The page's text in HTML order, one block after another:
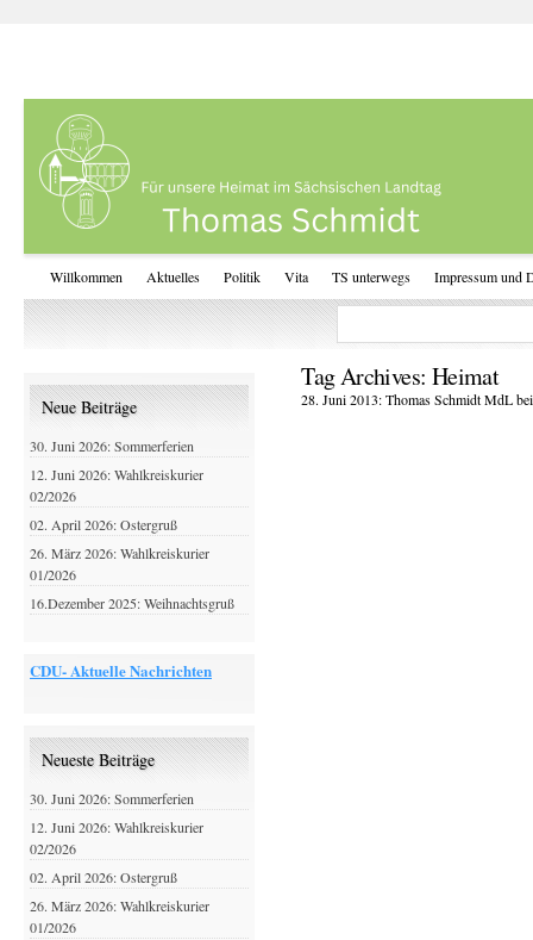
Willkommen Aktuelles Politik Vita TS unterwegs Impressum und
Tag Archives: Heimat
28. Juni 2013: Thomas Schmidt MdL
Neue Beiträge
30. Juni 2026: Sommerferien
12. Juni 2026: Wahlkreiskurier
02/2026
02. April 2026: Ostergruß
26. März 2026: Wahlkreiskurier
01/2026
16.Dezember 2025: Weihnachtsgruß
CDU- Aktuelle Nachrichten
Neueste Beiträge
30. Juni 2026: Sommerferien
12. Juni 2026: Wahlkreiskurier
02/2026
02. April 2026: Ostergruß
26. März 2026: Wahlkreiskurier
01/2026